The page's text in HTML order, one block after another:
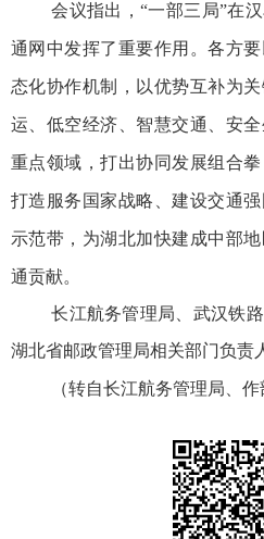
会议指出，“一部三局”在
通网中发挥了重要作用。各方
态化协作机制，以优势互补为
运、低空经济、智慧交通、安
重点领域，打出协同发展组合
打造服务国家战略、建设交通
示范带，为湖北加快建成中部
通贡献。
长江航务管理局、武汉铁
湖北省邮政管理局相关部门负责
（转自长江航务管理局、作